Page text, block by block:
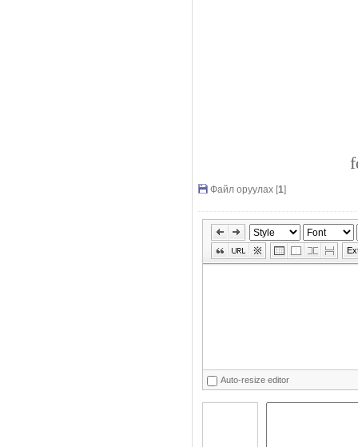
Файл оруулах [1]
Auto-resize editor